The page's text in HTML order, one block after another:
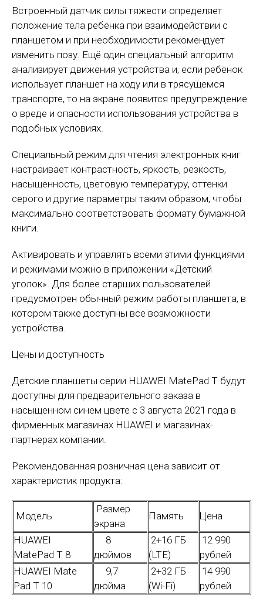
Встроенный датчик силы тяжести определяет
положение тела ребёнка при взаимодействии с
планшетом и при необходимости рекомендует
изменить позу. Ещё один специальный алгоритм
анализирует движения устройства и, если ребёнок
использует планшет на ходу или в трясущемся
транспорте, то на экране появится предупреждение
о вреде и опасности использования устройства в
подобных условиях.
Специальный режим для чтения электронных книг
настраивает контрастность, яркость, резкость,
насыщенность, цветовую температуру, оттенки
серого и другие параметры таким образом, чтобы
максимально соответствовать формату бумажной
книги.
Активировать и управлять всеми этими функциями
и режимами можно в приложении «Детский
уголок». Для более старших пользователей
предусмотрен обычный режим работы планшета, в
котором также доступны все возможности
устройства.
Цены и доступность
Детские планшеты серии HUAWEI MatePad T будут
доступны для предварительного заказа в
насыщенном синем цвете с 3 августа 2021 года в
фирменных магазинах HUAWEI и магазинах-
партнерах компании.
Рекомендованная розничная цена зависит от
характеристик продукта:
Модель
Размер
экрана
Память Цена
HUAWEI
MatePad T 8
8
дюймов
2+16 ГБ
(LTE)
12 990
рублей
HUAWEI Mate
Pad T 10
9,7
дюйма
2+32 ГБ
(Wi-Fi)
14 990
рублей